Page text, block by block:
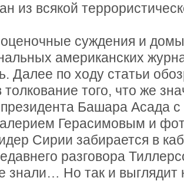
из всякой
суждения и
американских
Далее по ходу статьи
толкование того, что же
президента Башара Асада
Герасимовым и
Сирии забирается в
разговора
знали… Но так и выглядит